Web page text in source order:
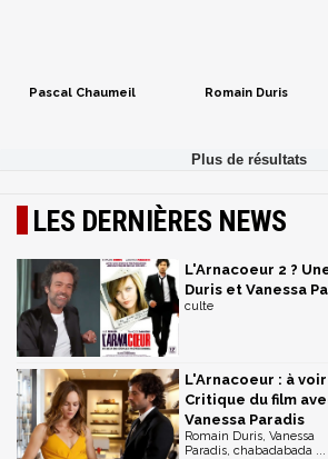
Pascal Chaumeil Romain Duris
LES DERNIÈRES NEWS
L'Arnacoeur 2 ?
Duris et Vanessa
culte
L'Arnacoeur : à
Critique du film
Vanessa Paradis
Romain Duris, Vanessa
Paradis, chabadabada ...